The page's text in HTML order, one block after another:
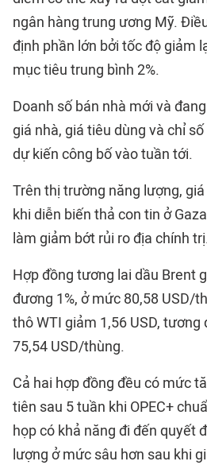
ngân hàng trung ương Mỹ.
định phần lớn bởi tốc độ giảm
mục tiêu trung bình 2%.
Doanh số bán nhà mới và
giá nhà, giá tiêu dùng và chỉ
dự kiến công bố vào tuần tới.
Trên thị trường năng lượng,
khi diễn biến thả con tin ở
làm giảm bớt rủi ro địa chính
Hợp đồng tương lai dầu Brent
đương 1%, ở mức 80,58 USD/
thô WTI giảm 1,56 USD, tương
75,54 USD/thùng.
Cả hai hợp đồng đều có mức
tiên sau 5 tuần khi OPEC+
họp có khả năng đi đến quyết
lượng ở mức sâu hơn sau khi